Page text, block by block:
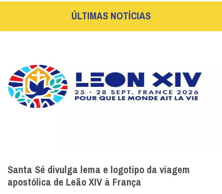
ÚLTIMAS NOTÍCIAS
Santa Sé divulga lema e logotipo da viagem
apostólica de Leão XIV à França